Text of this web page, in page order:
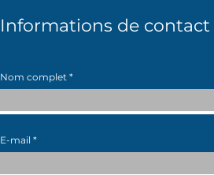
Informations de contact
Nom complet
E-mail